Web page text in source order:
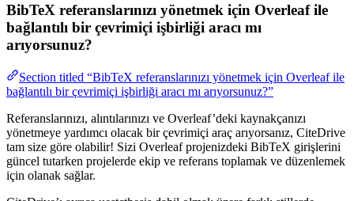
BibTeX referanslarınızı yönetmek için Overleaf ile
bağlantılı bir çevrimiçi işbirliği aracı mı
arıyorsunuz?
Section titled “BibTeX referanslarınızı yönetmek için Overleaf ile
bağlantılı bir çevrimiçi işbirliği aracı mı arıyorsunuz?”
Referanslarınızı, alıntılarınızı ve Overleaf’deki kaynakçanızı
yönetmeye yardımcı olacak bir çevrimiçi araç arıyorsanız, CiteDrive
tam size göre olabilir! Sizi Overleaf projenizdeki BibTeX girişlerini
güncel tutarken projelerde ekip ve referans toplamak ve düzenlemek
için olanak sağlar.